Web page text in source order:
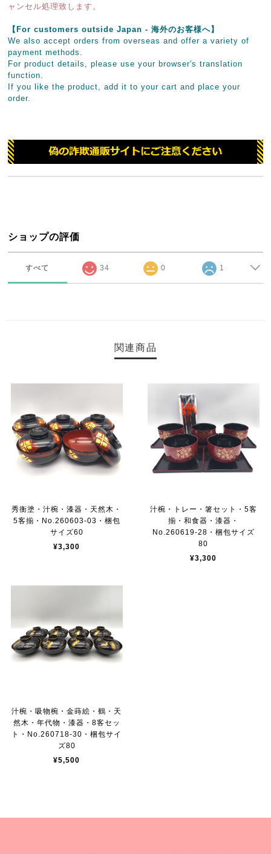
ャンセル処理致します。
【For customers outside Japan - 海外のお客様へ】
We also accept orders from overseas and offer a variety of
payment methods.
For product details, please use your browser's translation
function.
If you like the product, add it to your cart and place your
order.
ショップの評価
すべて 34 0 1
関連商品
秀衡塗・汁椀・漆器・天然木・
5客揃・No.260603-03・梱包
サイズ60
¥3,300
汁椀・トレー・箸セット・5客
揃・和食器・漆器・
No.260619-28・梱包サイズ
80
¥3,300
汁椀・吸物椀・金蒔絵・鶴・天
然木・年代物・漆器・8客セッ
ト・No.260718-30・梱包サイ
ズ80
¥5,500